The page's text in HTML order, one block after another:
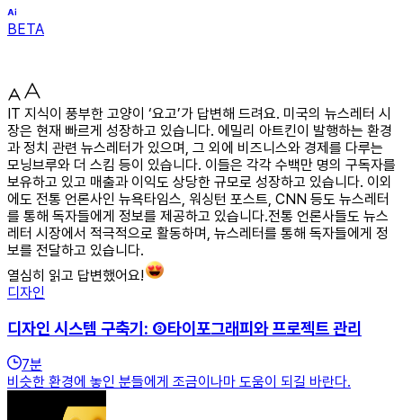
BETA
IT 지식이 풍부한 고양이 ‘요고’가 답변해 드려요. 미국의 뉴스레터 시
장은 현재 빠르게 성장하고 있습니다. 에밀리 아트킨이 발행하는 환경
과 정치 관련 뉴스레터가 있으며, 그 외에 비즈니스와 경제를 다루는
모닝브루와 더 스킴 등이 있습니다. 이들은 각각 수백만 명의 구독자를
보유하고 있고 매출과 이익도 상당한 규모로 성장하고 있습니다. 이외
에도 전통 언론사인 뉴욕타임스, 워싱턴 포스트, CNN 등도 뉴스레터
를 통해 독자들에게 정보를 제공하고 있습니다.전통 언론사들도 뉴스
레터 시장에서 적극적으로 활동하며, 뉴스레터를 통해 독자들에게 정
보를 전달하고 있습니다.
열심히 읽고 답변했어요!
디자인
디자인 시스템 구축기: ③타이포그래피와 프로젝트 관리
7분
비슷한 환경에 놓인 분들에게 조금이나마 도움이 되길 바란다.